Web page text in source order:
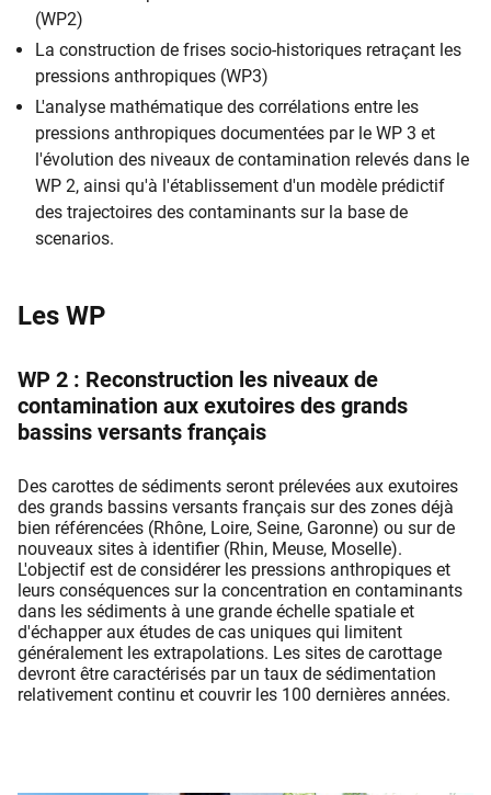
(WP2)
La construction de frises socio-historiques retraçant les
pressions anthropiques (WP3)
L'analyse mathématique des corrélations entre les
pressions anthropiques documentées par le WP 3 et
l'évolution des niveaux de contamination relevés dans le
WP 2, ainsi qu'à l'établissement d'un modèle prédictif
des trajectoires des contaminants sur la base de
scenarios.
Les WP
WP 2 : Reconstruction les niveaux de
contamination aux exutoires des grands
bassins versants français
Des carottes de sédiments seront prélevées aux exutoires
des grands bassins versants français sur des zones déjà
bien référencées (Rhône, Loire, Seine, Garonne) ou sur de
nouveaux sites à identifier (Rhin, Meuse, Moselle).
L'objectif est de considérer les pressions anthropiques et
leurs conséquences sur la concentration en contaminants
dans les sédiments à une grande échelle spatiale et
d'échapper aux études de cas uniques qui limitent
généralement les extrapolations. Les sites de carottage
devront être caractérisés par un taux de sédimentation
relativement continu et couvrir les 100 dernières années.